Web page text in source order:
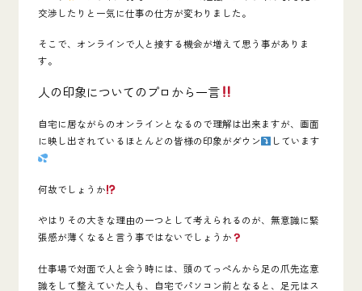
交渉したりと一気に仕事の仕方が変わりました。
そこで、オンラインで人と接する機会が増えて思う事がありま
す。
人の印象についてのプロから一言
自宅に居ながらのオンラインとなるので理解は出来ますが、画面
に映し出されているほとんどの皆様の印象がダウン
しています
何故でしょうか
やはりその大きな理由の一つとして考えられるのが、 無意識に緊
張感が薄くなる と言う事ではないでしょうか
仕事場で対面で人と会う時には、頭のてっぺんから足の爪先迄意
識をして整えていた人も、自宅でパソコン前となると、足元はス